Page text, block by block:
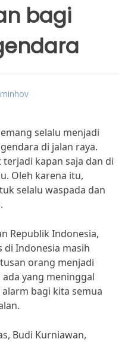
bagi
selalu menjadi
di jalan raya.
kapan saja dan di
Oleh karena itu,
selalu waspada dan
Republik Indonesia,
di Indonesia masih
orang menjadi
yang meninggal
bagi kita semua
Budi Kurniawan,